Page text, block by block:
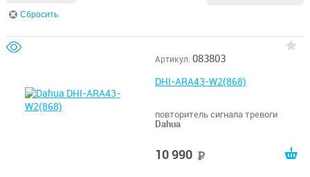
Сбросить
Артикул: 083803
DHI-ARA43-W2(868)
повторитель сигнала тревоги
Dahua
10 990